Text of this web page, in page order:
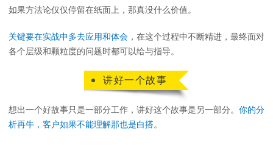
如果方法论仅仅停留在纸面上，那真没什么价值。
关键要在实战中多去应用和体会 ，在这个过程中不断精进，最终面对
各个层级和颗粒度的问题时都可以给与指导。
讲好一个故事
想出一个好故事只是一部分工作，讲好这个故事是另一部分。 你的分
析再牛，客户如果不能理解那也是白搭。